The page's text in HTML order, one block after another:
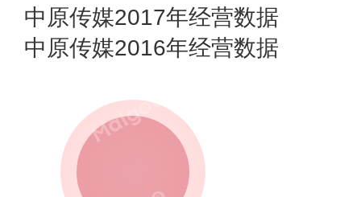
中原传媒2017年经营数据
中原传媒2016年经营数据